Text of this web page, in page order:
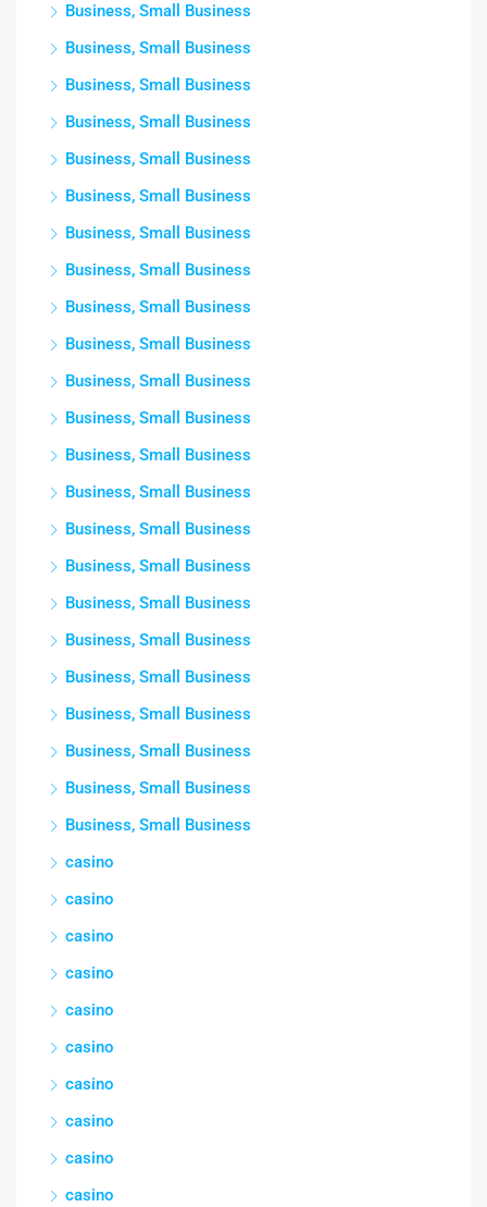
Business, Small Business
Business, Small Business
Business, Small Business
Business, Small Business
Business, Small Business
Business, Small Business
Business, Small Business
Business, Small Business
Business, Small Business
Business, Small Business
Business, Small Business
Business, Small Business
Business, Small Business
Business, Small Business
Business, Small Business
Business, Small Business
Business, Small Business
Business, Small Business
Business, Small Business
Business, Small Business
Business, Small Business
Business, Small Business
Business, Small Business
casino
casino
casino
casino
casino
casino
casino
casino
casino
casino